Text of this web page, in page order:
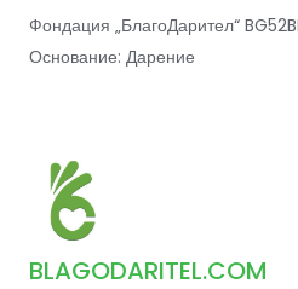
Фондация „БлагоДарител“
Основание: Дарение
BLAGODARITEL.COM